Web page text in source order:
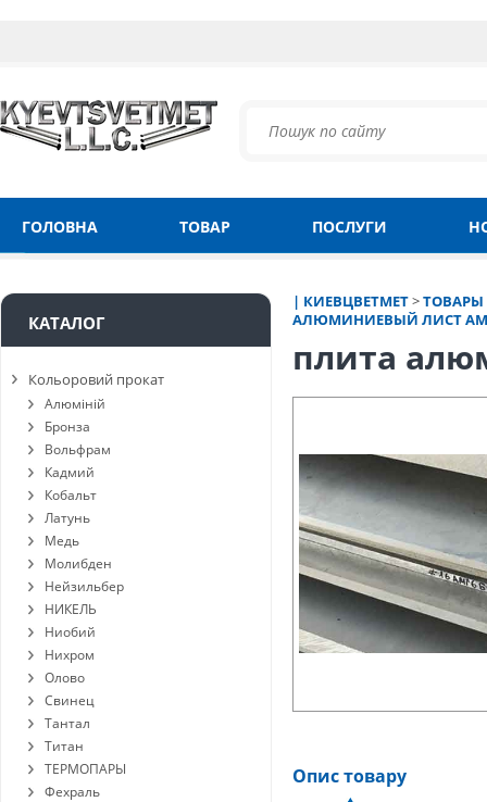
ГОЛОВНА ТОВАР ПОСЛУГИ
| КИЕВЦВЕТМЕТ>ТОВАРЫ
АЛЮМИНИЕВЫЙ ЛИСТ
плита
Опис товару
КАТАЛОГ
Кольоровий прокат
Алюміній
Бронза
Вольфрам
Кадмий
Кобальт
Латунь
Медь
Молибден
Нейзильбер
НИКЕЛЬ
Ниобий
Нихром
Олово
Свинец
Тантал
Титан
ТЕРМОПАРЫ
Фехраль